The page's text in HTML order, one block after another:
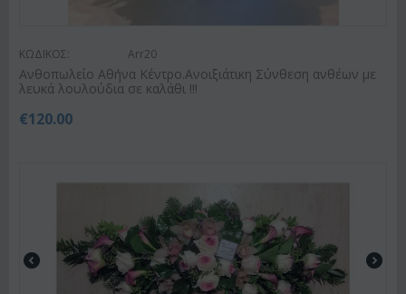
ΚΩΔΙΚΟΣ: Arr20
Ανθοπωλείο Αθήνα Κέντρο.Ανοιξιάτικη Σύνθεση ανθέων με
λευκά λουλούδια σε καλάθι !!!
€120.00